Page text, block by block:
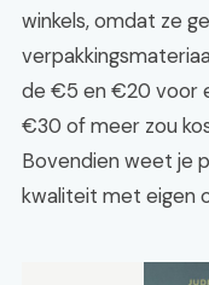
winkels, omdat ze
de €5 en €20 voor
€30 of meer zou
Bovendien weet je
kwaliteit met eigen